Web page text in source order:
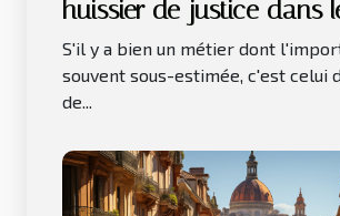
huissier de justice dans
arrondissement de Paris
S'il y a bien un métier dont
souvent sous-estimée, c'est celui
de...